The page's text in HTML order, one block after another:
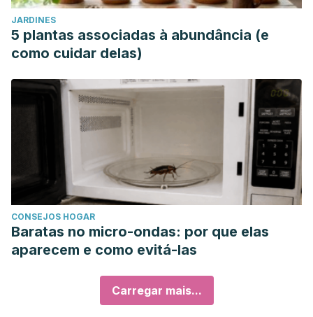
JARDINES
5 plantas associadas à abundância (e
como cuidar delas)
CONSEJOS HOGAR
Baratas no micro-ondas: por que elas
aparecem e como evitá-las
Carregar mais...